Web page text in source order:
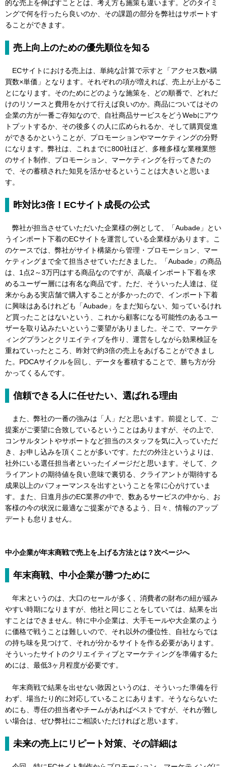
的な売上を伸ばすこととは、考え方も施策も違います。どのタイミ
ングで何を行ったら良いのか、その課題の部分を弊社はサポートす
ることができます。
売上向上のための優先順位を知る
ECサイトにおける売上は、単純な計算で示すと「アクセス数×購
買数×単価」となります。それぞれの項が増えれば、売上が上がるこ
とになります。そのためにどのような施策を、どの順番で、どれだ
けのリソースと費用をかけて行えば良いのか。商品についてはその
企業の方が一番ご存知なので、自社商品サービスをどうWebにアウ
トプットするか、その後多くの人に広められるか、そして購買促進
ができるかということが、プロモーションやマーケティングの分野
になります。弊社は、これまでに800社ほど、多種多様な業種業態
のサイト制作、プロモーション、マーケティングを行ってきたの
で、その蓄積された知見を活かせるということは大きいと思いま
す。
昨対比3倍！ECサイト成長の公式
弊社が担当させていただいた企業様の例として、「Aubade」とい
うインポート下着のECサイトを運営している企業様があります。こ
のケースでは、弊社がサイト構築から管理・プロモーション、マー
ケティングまで全て担当させていただきました。「Aubade」の商品
は、1点2～3万円はする商品なのですが、高級インポート下着を求
めるユーザー層には有名な商品です。ただ、そういった人達は、従
来からある実店舗で購入することが多かったので、インポート下着
に興味はあるけれども「Aubade」をまだ知らない、知っているけれ
ど買ったことはないという、これから顧客になる可能性のあるユー
ザーを取り込みたいというご要望がありました。そこで、マーケテ
ィングプランとクリエイティブを作り、運営をしながら効果検証を
重ねていったところ、昨対で約3倍の売上をあげることができまし
た。PDCAサイクルを回し、データを蓄積することで、勝ち方が分
かってくるんです。
信頼できる人に任せたい、選ばれる理由
また、弊社の一番の強みは「人」だと思います。前提として、ご
提案がご要望に合致しているということはありますが、その上で、
コンサルタントやサポートなど担当のスタッフを気に入っていただ
き、お申し込みを頂くことが多いです。ただの外注というよりは、
社外にいる選任担当者といったイメージだと思います。そして、ク
ライアントの期待値を良い意味で裏切る、クライアントが期待する
成果以上のパフォーマンスを出すということを常に心がけていま
す。また、日進月歩のEC業界の中で、数あるサービスの中から、お
客様の今の状況に最適なご提案ができるよう、日々、情報のアップ
デートも怠りません。
中小企業が年末商戦で売上を上げる方法とは？次ページへ
年末商戦、中小企業が勝つために
年末というのは、大口のセールが多く、消費者の財布の紐が緩み
やすい時期になりますが、他社と同じことをしていては、結果を出
すことはできません。特に中小企業は、大手モールや大企業のよう
に価格で戦うことは難しいので、それ以外の優位性、自社ならでは
の持ち味を見つけて、それが分かるサイトを作る必要があります。
そういったサイトのクリエイティブとマーケティングを準備するた
めには、最低3ヶ月程度が必要です。
年末商戦で結果を出せない敗因というのは、そういった準備を行
わず、場当たり的に対応していることにあります。そうならないた
めにも、専任の担当者やチームがあればベストですが、それが難し
い場合は、ぜひ弊社にご相談いただければと思います。
未来の売上にリピート対策、その詳細は